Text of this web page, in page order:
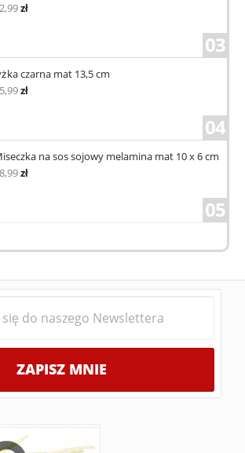
zł
03
czarna mat 13,5 cm
zł
04
na sos sojowy melamina mat 10 x 6 cm
zł
05